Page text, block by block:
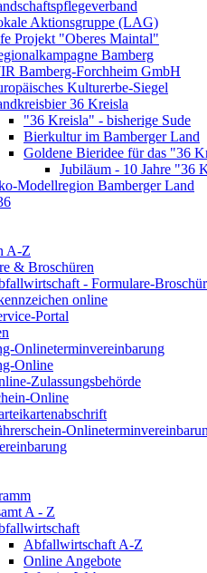
Aktionsgruppe (LAG)
Projekt "Oberes Maintal"
Bamberg
Bamberg-Forchheim GmbH
Kulturerbe-Siegel
36 Kreisla
"36 Kreisla" - bisherige Sude
Bierkultur im Bamberger Land
Goldene Bieridee für das "36
Jubiläum - 10 Jahre "36
Modellregion Bamberger Land
A-Z
& Broschüren
- Formulare-
online
Portal
Onlineterminvereinbarung
Online
Zulassungsbehörde
Online
A - Z
Abfallwirtschaft A-Z
Online Angebote